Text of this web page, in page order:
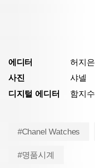
에디터
허지은
사진
샤넬
디지털 에디터
함지수
#Chanel Watches
#명품시계